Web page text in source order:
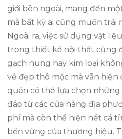
giới bên ngoài, mang đến
mà bất kỳ ai cũng muốn trải
Ngoài ra, việc sử dụng vật
trong thiết kế nội thất cũng
gạch nung hay kim loại
vẻ đẹp thô mộc mà vẫn hiện
quán có thể lựa chọn
đáo từ các cửa hàng địa
phí mà còn thể hiện nét cá
bền vững của thương hiệu.